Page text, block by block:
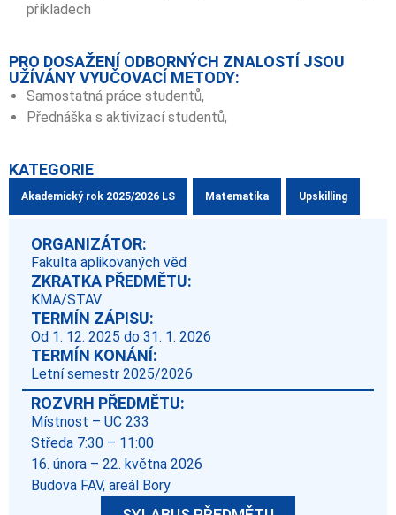
příkladech
PRO DOSAŽENÍ ODBORNÝCH ZNALOSTÍ JSOU
UŽÍVÁNY VYUČOVACÍ METODY:
Samostatná práce studentů,
Přednáška s aktivizací studentů,
KATEGORIE
Akademický rok 2025/2026 LS Matematika Upskilling
ORGANIZÁTOR:
Fakulta aplikovaných věd
ZKRATKA PŘEDMĚTU:
KMA/STAV
TERMÍN ZÁPISU:
Od 1. 12. 2025 do 31. 1. 2026
TERMÍN KONÁNÍ:
Letní semestr 2025/2026
ROZVRH PŘEDMĚTU:
Místnost – UC 233
Středa 7:30 – 11:00
16. února – 22. května 2026
Budova FAV, areál Bory